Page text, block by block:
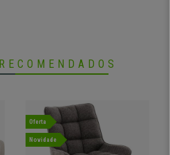
RECOMENDADOS
Oferta
Novidade